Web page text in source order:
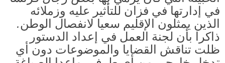
في إدارتها في فزان للتأثير عليه وزملائه
الذين يمثلون الإقليم سعيا لانفصال الوطن.
ذاكرا بأن لجنة العمل في إعداد الدستور
ظلت تناقش القضايا والموضوعات دون أي